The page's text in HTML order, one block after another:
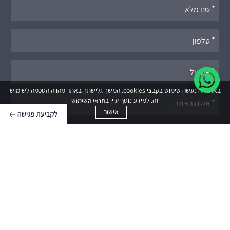
באתר זה נעשה שימוש בקבצי cookies. המשך גלישתך באתר מהווה הסכמה לשימוש
זה. למידע נוסף עיין בתנאי השימוש
אישור
אנא
את
לתיאום
פגישה